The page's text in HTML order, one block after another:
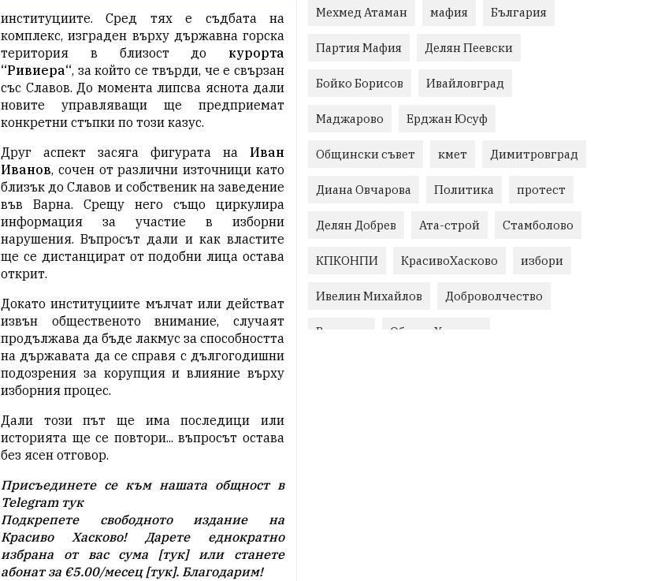
институциите. Сред тях е съдбата на
комплекс, изграден върху държавна горска
територия в близост до курорта
“Ривиера“, за който се твърди, че е свързан
със Славов. До момента липсва яснота дали
новите управляващи ще предприемат
конкретни стъпки по този казус.
Друг аспект засяга фигурата на Иван
Иванов, сочен от различни източници като
близък до Славов и собственик на заведение
във Варна. Срещу него също циркулира
информация за участие в изборни
нарушения. Въпросът дали и как властите
ще се дистанцират от подобни лица остава
открит.
Докато институциите мълчат или действат
извън общественото внимание, случаят
продължава да бъде лакмус за способността
на държавата да се справя с дългогодишни
подозрения за корупция и влияние върху
изборния процес.
Дали този път ще има последици или
историята ще се повтори... въпросът остава
без ясен отговор.
Присъединете се към нашата общност в
Telegram тук
Подкрепете свободното издание на
Красиво Хасково! Дарете еднократно
избрана от вас сума [тук] или станете
абонат за €5.00/месец [тук]. Благодарим!
Мехмед Атаман мафия България
Партия Мафия Делян Пеевски
Бойко Борисов Ивайловград
Маджарово Ерджан Юсуф
Общински съвет кмет Димитровград
Диана Овчарова Политика протест
Делян Добрев Ата-строй Стамболово
КПКОНПИ КрасивоХасково избори
Ивелин Михайлов Доброволчество
Величие Област Хасково